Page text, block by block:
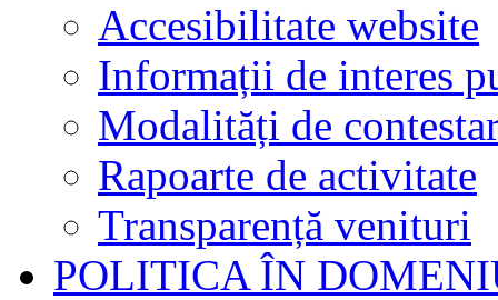
Accesibilitate website
Informații de interes
Modalități de
Rapoarte de activitate
Transparență venituri
POLITICA ÎN